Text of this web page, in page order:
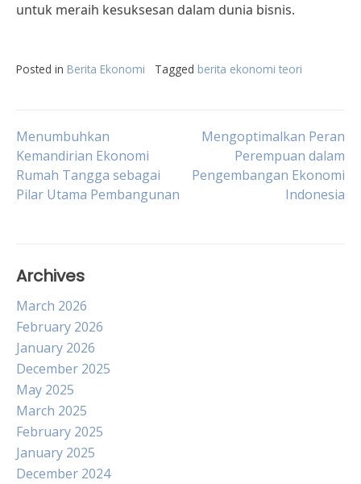
untuk meraih kesuksesan dalam dunia bisnis.
Posted in Berita Ekonomi Tagged berita ekonomi teori
Post
navigation
Menumbuhkan
Kemandirian Ekonomi
Rumah Tangga sebagai
Pilar Utama Pembangunan
Mengoptimalkan Peran
Perempuan dalam
Pengembangan Ekonomi
Indonesia
Archives
March 2026
February 2026
January 2026
December 2025
May 2025
March 2025
February 2025
January 2025
December 2024